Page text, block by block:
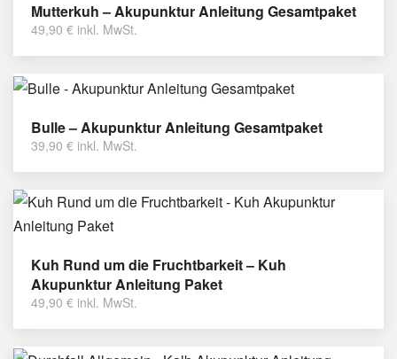
Mutterkuh – Akupunktur Anleitung Gesamtpaket
49,90 € inkl. MwSt.
Bulle – Akupunktur Anleitung Gesamtpaket
39,90 € inkl. MwSt.
Kuh Rund um die Fruchtbarkeit – Kuh
Akupunktur Anleitung Paket
49,90 € inkl. MwSt.